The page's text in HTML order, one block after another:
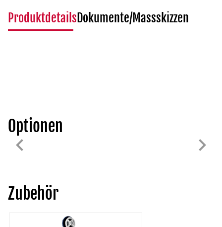
ProduktdetailsDokumente/Massskizzen
Optionen
Zubehör